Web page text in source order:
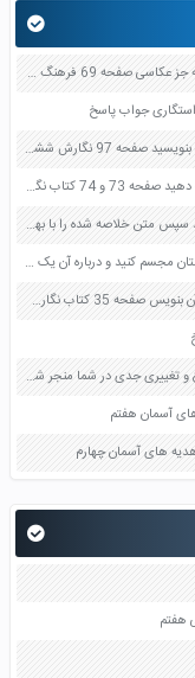
یکی از هنرمندان معاصر مورد علاقه خود را در هر رشته ای به جز عکاسی صفحه 69 فرهنگ و هنر نهم
جواب پاسخ
یکی از حکایت هایی را که تا به حال شنیده اید به زبان ساده بنویسید صفحه 97 نگارش ششم دبستان
یکی از متن های ناتمام زیر را انتخاب کنید و نوشته را ادامه دهید صفحه 73 و 74 کتاب نگارش فارسی پنجم دبستان
یکی از درس های مندرج در کتاب درسی خود را خلاصه کنید سپس متن خلاصه شده را با بهره گیری از روش های دسته بندی نمودار جدول نقشه مفهومی نشان دهید صفحه 118 نگارش یازدهم
یکی از صدا های آبشار به هم خوردن برگ ها زنبور را در ذهنتان مجسم کنید و درباره آن یک بند بنویسید صفحه 11 نگارش پنجم
یکی از دو موضوع را به دلخواه انتخاب کن و یک بند درباره آن بنویس صفحه 35 کتاب نگارش فارسی سوم
یکی از موثرترین پیام هایی را که دریافت کرده اید و به اقناع و تغییری جدی در شما منجر شده است برسی کنید و علت این تاثیر گذاری قابل توجه را بنویسید صفحه 52 تفکر و سواد رسانه ای دهم